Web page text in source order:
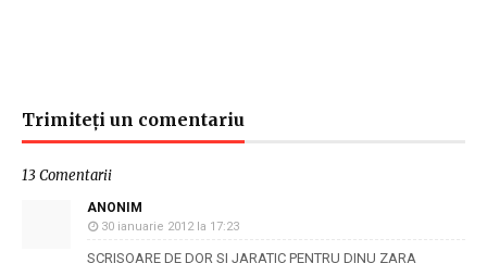
Trimiteți un comentariu
13 Comentarii
ANONIM
30 ianuarie 2012 la 17:23
SCRISOARE DE DOR SI JARATIC PENTRU DINU ZARA